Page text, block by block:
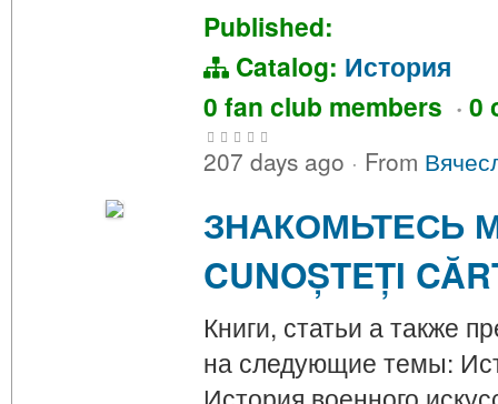
Published:
Catalog: История
0 fan club members · 0
207 days ago · From
ЗНАКОМЬТЕСЬ
CUNOȘTEȚI
Книги, статьи а также
на следующие темы: